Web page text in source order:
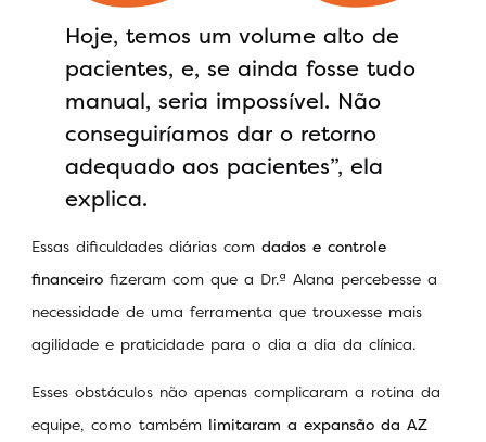
Hoje, temos um volume alto de
pacientes, e, se ainda fosse tudo
manual, seria impossível. Não
conseguiríamos dar o retorno
adequado aos pacientes”, ela
explica.
Essas dificuldades diárias com dados e controle
financeiro fizeram com que a Dr.ª Alana percebesse a
necessidade de uma ferramenta que trouxesse mais
agilidade e praticidade para o dia a dia da clínica.
Esses obstáculos não apenas complicaram a rotina da
equipe, como também limitaram a expansão da AZ